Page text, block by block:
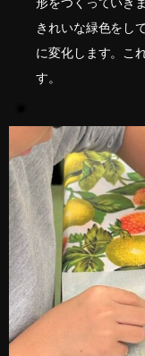
形をつくっていき
きれいな緑色をし
に変化します。こ
す。